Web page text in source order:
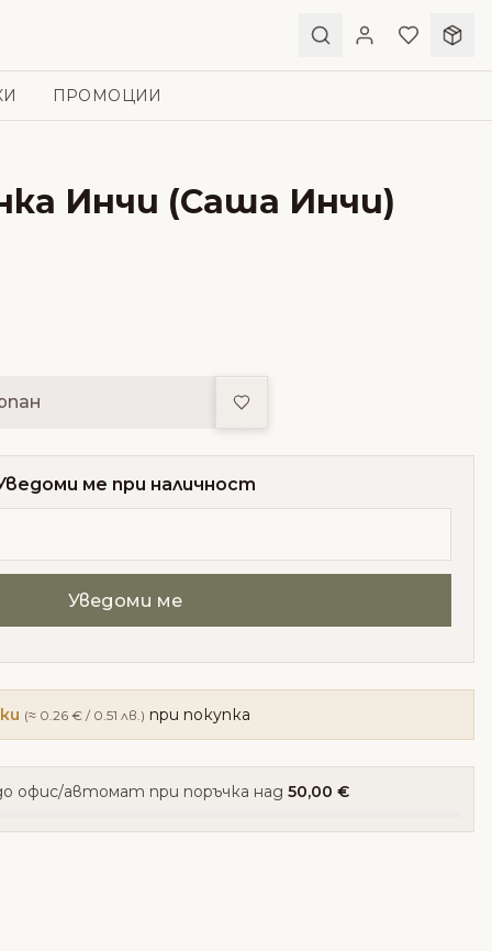
ПРОМОЦИИ
Инчи (Саша Инчи)
Добави в любими
ме при наличност
(≈ 0.26 € / 0.51 лв.) при покупка
офис/автомат при поръчка над 50,00 €